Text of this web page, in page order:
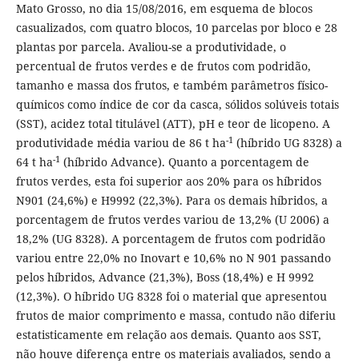
Mato Grosso, no dia 15/08/2016, em esquema de blocos
casualizados, com quatro blocos, 10 parcelas por bloco e 28
plantas por parcela. Avaliou-se a produtividade, o
percentual de frutos verdes e de frutos com podridão,
tamanho e massa dos frutos, e também parâmetros físico-
químicos como índice de cor da casca, sólidos solúveis totais
(SST), acidez total titulável (ATT), pH e teor de licopeno. A
produtividade média variou de 86 t ha-1(híbrido UG 8328) a
64 t ha-1(híbrido Advance). Quanto a porcentagem de
frutos verdes, esta foi superior aos 20% para os híbridos
N901 (24,6%) e H9992 (22,3%). Para os demais híbridos, a
porcentagem de frutos verdes variou de 13,2% (U 2006) a
18,2% (UG 8328). A porcentagem de frutos com podridão
variou entre 22,0% no Inovart e 10,6% no N 901 passando
pelos híbridos, Advance (21,3%), Boss (18,4%) e H 9992
(12,3%). O híbrido UG 8328 foi o material que apresentou
frutos de maior comprimento e massa, contudo não diferiu
estatisticamente em relação aos demais. Quanto aos SST,
não houve diferença entre os materiais avaliados, sendo a